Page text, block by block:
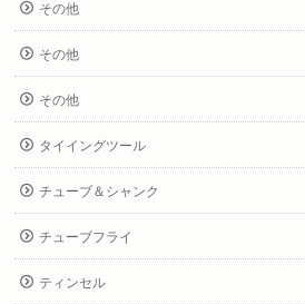
その他
その他
その他
タイイングツール
チューブ＆シャンク
チューブフライ
ティンセル